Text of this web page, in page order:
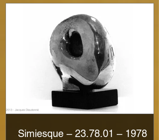
Simiesque – 23.78.01 – 1978